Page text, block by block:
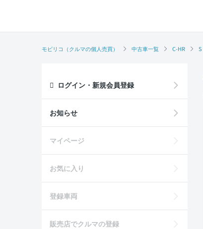
モビリコ（クルマの個人売買） 中古車一覧 C-HR S
ログイン・新規会員登録
お知らせ
マイページ
お気に入り
登録車両
販売店でクルマの登録